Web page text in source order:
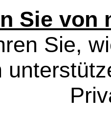
Sie von
Sie,